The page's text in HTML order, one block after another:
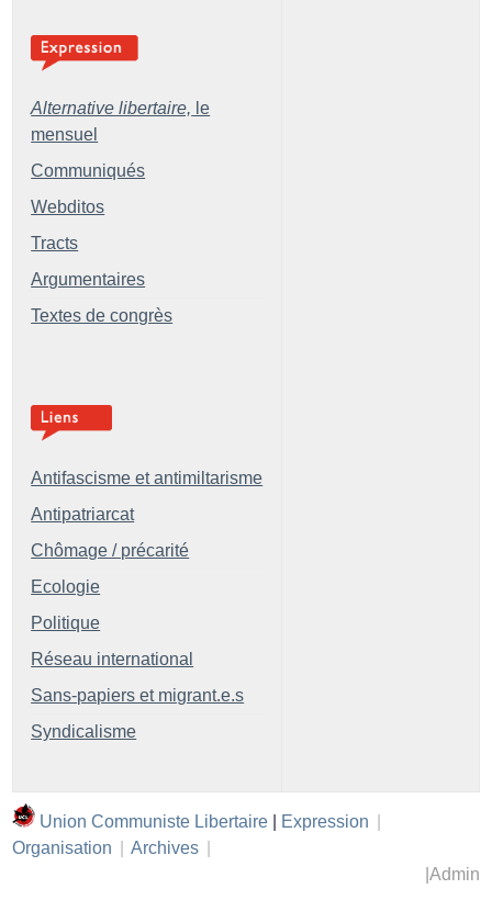
Alternative libertaire, le
mensuel
Communiqués
Webditos
Tracts
Argumentaires
Textes de congrès
Antifascisme et antimiltarisme
Antipatriarcat
Chômage / précarité
Ecologie
Politique
Réseau international
Sans-papiers et migrant.e.s
Syndicalisme
Union Communiste Libertaire Expression
Organisation
Archives
Admin